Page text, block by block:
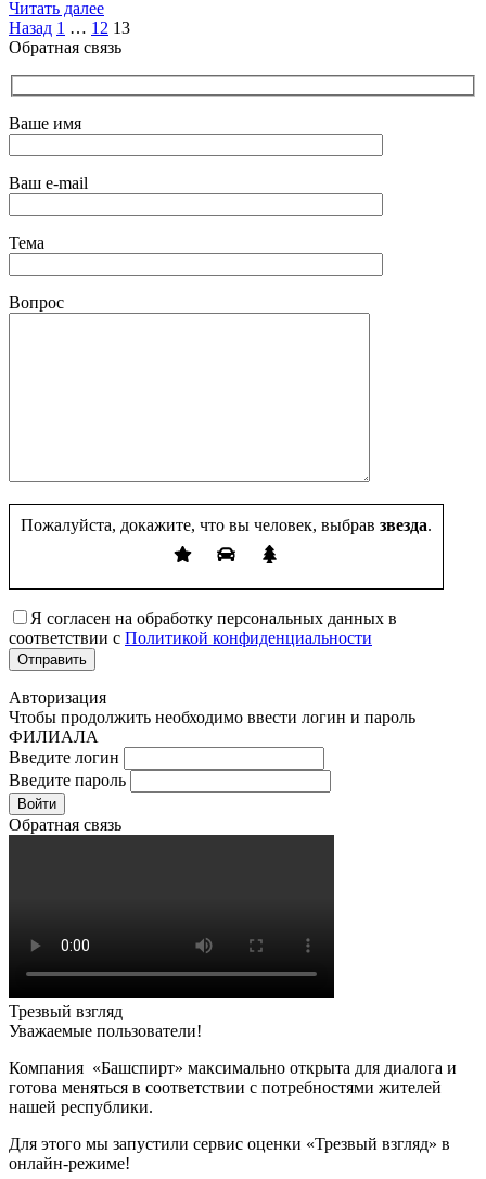
Читать далее
Пагинация
записей
Назад 1 … 12 13
Обратная связь
Ваше имя
Ваш e-mail
Тема
Вопрос
Пожалуйста, докажите, что вы человек, выбрав звезда.
Я согласен на обработку персональных данных в
соответствии с Политикой конфиденциальности
Авторизация
Чтобы продолжить необходимо ввести логин и пароль
ФИЛИАЛА
Введите логин
Введите пароль
Войти
Обратная связь
Трезвый взгляд
Уважаемые пользователи!
Компания «Башспирт» максимально открыта для диалога и
готова меняться в соответствии с потребностями жителей
нашей республики.
Для этого мы запустили сервис оценки «Трезвый взгляд» в
онлайн-режиме!